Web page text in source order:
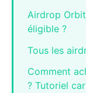
Airdrop
éligible ?
Tous les
Comment
? Tutoriel